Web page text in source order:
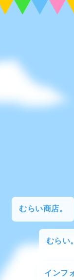
むらい商店。
むらい
インフ